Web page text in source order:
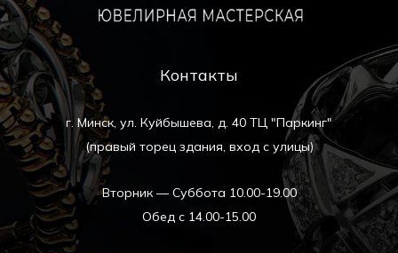
Контакты
г. Минск, ул. Куйбышева, д. 40 ТЦ "Паркинг"
(правый торец здания, вход с улицы)
Вторник — Суббота 10.00-19.00
Обед с 14.00-15.00